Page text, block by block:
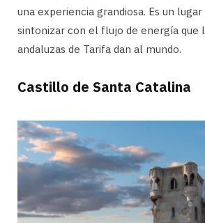
una experiencia grandiosa. Es un
sintonizar con el flujo de energía que
andaluzas de Tarifa dan al mundo.
Castillo de Santa Catalina